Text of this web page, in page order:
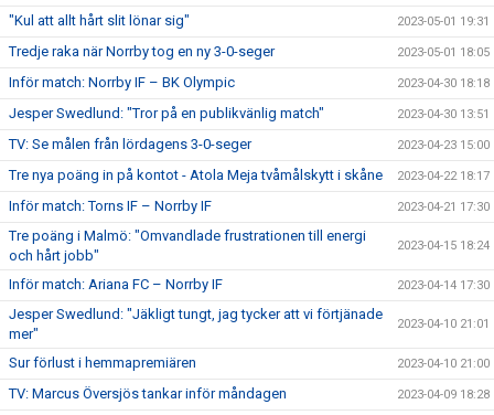
"Kul att allt hårt slit lönar sig" 2023-05-01 19:31
Tredje raka när Norrby tog en ny 3-0-seger 2023-05-01 18:05
Inför match: Norrby IF – BK Olympic 2023-04-30 18:18
Jesper Swedlund: "Tror på en publikvänlig match" 2023-04-30 13:51
TV: Se målen från lördagens 3-0-seger 2023-04-23 15:00
Tre nya poäng in på kontot - Atola Meja tvåmålskytt i skåne 2023-04-22 18:17
Inför match: Torns IF – Norrby IF 2023-04-21 17:30
Tre poäng i Malmö: "Omvandlade frustrationen till energi
och hårt jobb"
2023-04-15 18:24
Inför match: Ariana FC – Norrby IF 2023-04-14 17:30
Jesper Swedlund: "Jäkligt tungt, jag tycker att vi förtjänade
mer"
2023-04-10 21:01
Sur förlust i hemmapremiären 2023-04-10 21:00
TV: Marcus Översjös tankar inför måndagen 2023-04-09 18:28